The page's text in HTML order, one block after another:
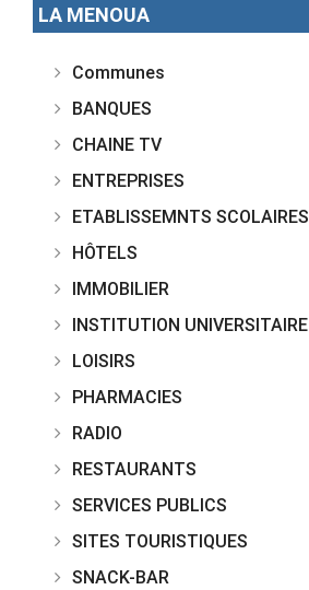
LA MENOUA
Communes
BANQUES
CHAINE TV
ENTREPRISES
ETABLISSEMNTS SCOLAIRES
HÔTELS
IMMOBILIER
INSTITUTION UNIVERSITAIRE
LOISIRS
PHARMACIES
RADIO
RESTAURANTS
SERVICES PUBLICS
SITES TOURISTIQUES
SNACK-BAR